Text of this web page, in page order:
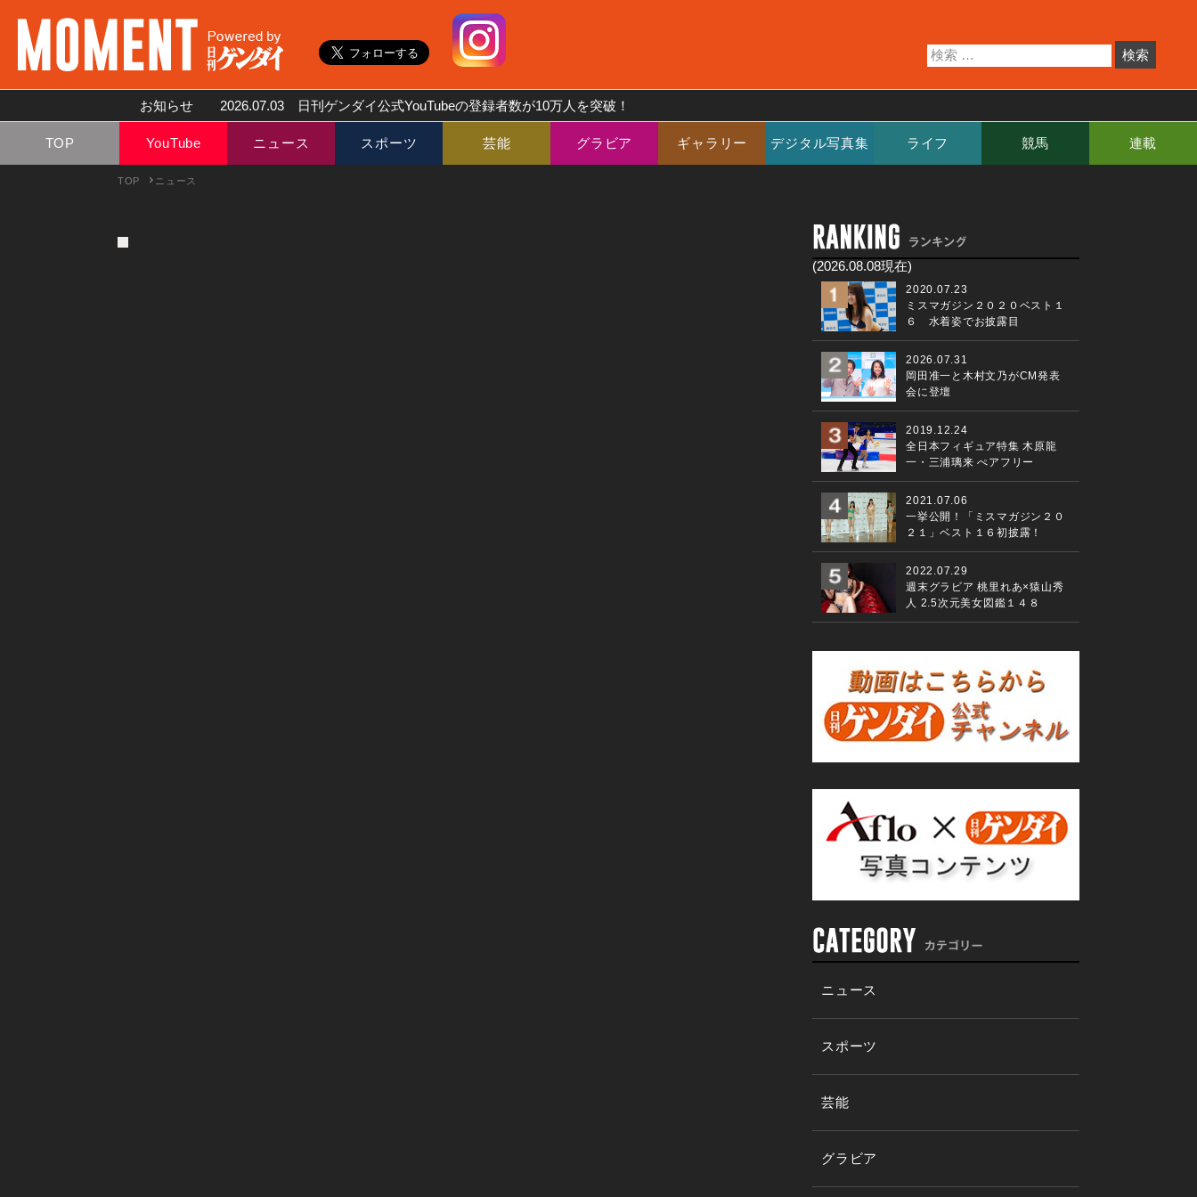
お知らせ 2026.07.03 日刊ゲンダイ公式YouTubeの登録者数が10万人を突破！
TOP YouTube ニュース スポーツ 芸能 グラビア ギャラリー デジタル写真集 ライフ 競馬 連載
TOP ニュース
(2026.08.08現在)
2020.07.23
ミスマガジン２０２０ベスト１
６ 水着姿でお披露目
2026.07.31
岡田准一と木村文乃がCM発表
会に登壇
2019.12.24
全日本フィギュア特集 木原龍
一・三浦璃来 ぺアフリー
2021.07.06
一挙公開！「ミスマガジン２０
２１」ベスト１６初披露！
2022.07.29
週末グラビア 桃里れあ×猿山秀
人 2.5次元美女図鑑１４８
ニュース
スポーツ
芸能
グラビア